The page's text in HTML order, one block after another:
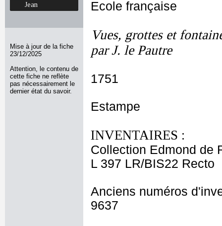
Jean
Mise à jour de la fiche
23/12/2025
Attention, le contenu de
cette fiche ne reflète
pas nécessairement le
dernier état du savoir.
Ecole française
Vues, grottes et
par J. le Pautre
1751
Estampe
INVENTAIRES :
Collection Edmond de
L 397 LR/BIS22 Recto
Anciens numéros
9637